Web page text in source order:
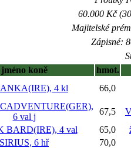
60.000 Kč
Majitelské
Zápisné:
jméno koně
hmot.
4 kl 66,0
6 val j
67,5
BARD(IRE), 4 val 65,0
SIRIUS, 6 hř
70,0